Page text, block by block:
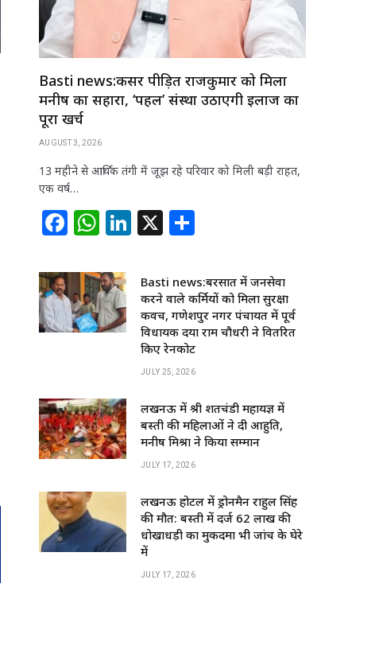
Basti news:कैंसर पीड़ित राजकुमार को मिला
मनीष का सहारा, ‘पहल’ संस्था उठाएगी इलाज का
पूरा खर्च
AUGUST 3, 2026
13 महीने से आर्थिक तंगी में जूझ रहे परिवार को मिली बड़ी राहत,
एक वर्ष…
F
c
e
b
k
W
at
s
A
Li
k
e
dI
n
X
ar
e
Basti news:बरसात में जनसेवा
करने वाले कर्मियों को मिला सुरक्षा
कवच, गणेशपुर नगर पंचायत में पूर्व
विधायक दया राम चौधरी ने वितरित
किए रेनकोट
JULY 25, 2026
लखनऊ में श्री शतचंडी महायज्ञ में
बस्ती की महिलाओं ने दी आहुति,
मनीष मिश्रा ने किया सम्मान
JULY 17, 2026
लखनऊ होटल में ड्रोनमैन राहुल सिंह
की मौत: बस्ती में दर्ज 62 लाख की
धोखाधड़ी का मुकदमा भी जांच के घेरे
में
JULY 17, 2026